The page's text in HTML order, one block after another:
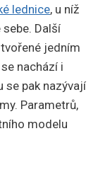
lednice, u níž
Další
jedním
nachází i
se pak nazývají
Parametrů,
modelu